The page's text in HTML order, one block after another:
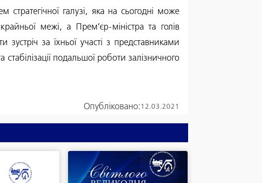
галузі, яка на сьогодні може
межі, а Прем’єр-міністра та голів
зустріч за їхньої участі з представниками
подальшої роботи залізничного
Опубліковано: 12.03.2021